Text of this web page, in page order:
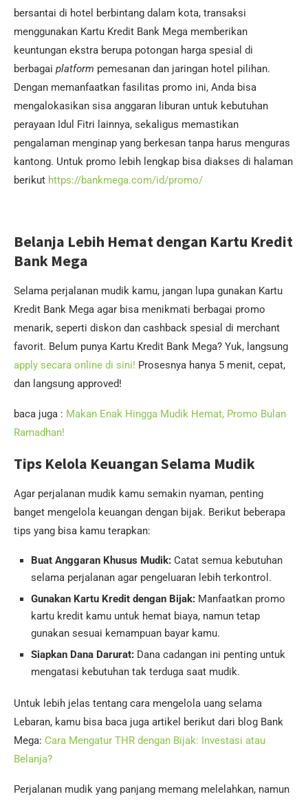
bersantai di hotel berbintang dalam kota, transaksi
menggunakan Kartu Kredit Bank Mega memberikan
keuntungan ekstra berupa potongan harga spesial di
berbagai platform pemesanan dan jaringan hotel pilihan.
Dengan memanfaatkan fasilitas promo ini, Anda bisa
mengalokasikan sisa anggaran liburan untuk kebutuhan
perayaan Idul Fitri lainnya, sekaligus memastikan
pengalaman menginap yang berkesan tanpa harus menguras
kantong. Untuk promo lebih lengkap bisa diakses di halaman
berikut https://bankmega.com/id/promo/
Belanja Lebih Hemat dengan Kartu Kredit
Bank Mega
Selama perjalanan mudik kamu, jangan lupa gunakan Kartu
Kredit Bank Mega agar bisa menikmati berbagai promo
menarik, seperti diskon dan cashback spesial di merchant
favorit. Belum punya Kartu Kredit Bank Mega? Yuk, langsung
apply secara online di sini! Prosesnya hanya 5 menit, cepat,
dan langsung approved!
baca juga : Makan Enak Hingga Mudik Hemat, Promo Bulan
Ramadhan!
Tips Kelola Keuangan Selama Mudik
Agar perjalanan mudik kamu semakin nyaman, penting
banget mengelola keuangan dengan bijak. Berikut beberapa
tips yang bisa kamu terapkan:
Buat Anggaran Khusus Mudik: Catat semua kebutuhan
selama perjalanan agar pengeluaran lebih terkontrol.
Gunakan Kartu Kredit dengan Bijak: Manfaatkan promo
kartu kredit kamu untuk hemat biaya, namun tetap
gunakan sesuai kemampuan bayar kamu.
Siapkan Dana Darurat: Dana cadangan ini penting untuk
mengatasi kebutuhan tak terduga saat mudik.
Untuk lebih jelas tentang cara mengelola uang selama
Lebaran, kamu bisa baca juga artikel berikut dari blog Bank
Mega: Cara Mengatur THR dengan Bijak: Investasi atau
Belanja?
Perjalanan mudik yang panjang memang melelahkan, namun